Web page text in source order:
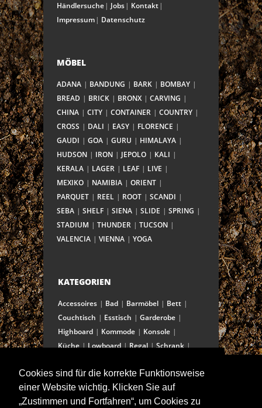
Cookies sind für die korrekte Funktionsweise
einer Website wichtig. Klicken Sie auf
„Zustimmen und Fortfahren“, um Cookies zu
Händlersuche
Jobs
Kontakt
Impressum
Datenschutz
MÖBEL
ADANA BANDUNG BARK
BOMBAY
BREAD
BRICK BRONX
CARVING
CHINA
CITY CONTAINER
COUNTRY
CROSS
DALI EASY
FLORENCE
GAUDI
GOA GURU
HIMALAYA
HUDSON
IRON JEPOLO
KALI
KERALA
LAGER LEAF
LIVE
MEXIKO
NAMIBIA
ORIENT
PARQUET
REEL ROOT
SCANDI
SEBA
SHELF SIENA SLIDE
SPRING
STADIUM
THUNDER
TUCSON
VALENCIA
VIENNA YOGA
KATEGORIEN
Accessoires Bad Barmöbel
Bett
Couchtisch
Esstisch
Garderobe
Highboard
Kommode
Konsole
Küche
Lowboard Regal
Schrank
Stuhl/Bank
Truhe
Vitrine
Wohnwand